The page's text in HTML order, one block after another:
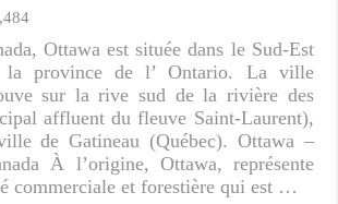
Ottawa est située dans le Sud-Est
la province de l’ Ontario. La ville
sur la rive sud de la rivière des
affluent du fleuve Saint-Laurent),
de Gatineau (Québec). Ottawa –
À l’origine, Ottawa, représente
commerciale et forestière qui est …